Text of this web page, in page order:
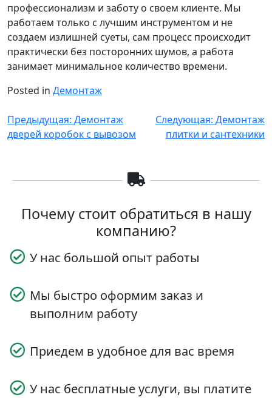
профессионализм и заботу о своем клиенте. Мы
работаем только с лучшим инструментом и не
создаем излишней суеты, сам процесс происходит
практически без посторонних шумов, а работа
занимает минимальное количество времени.
Posted in Демонтаж
Навигация
по
Предыдущая: Демонтаж
дверей коробок с вывозом
Следующая: Демонтаж
плитки и сантехники
Почему стоит обратиться в нашу
компанию?
У нас большой опыт работы
Мы быстро оформим заказ и
выполним работу
Приедем в удобное для вас время
У нас бесплатные услуги, вы платите